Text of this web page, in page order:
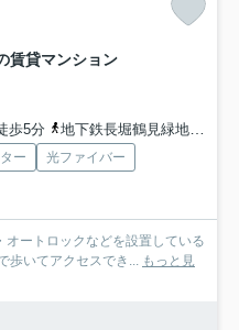
賃貸マンション
歩5分
地下鉄長堀鶴見緑地「松屋町」駅 徒歩11分
ー
光ファイバー
ートロックなどを設置している
歩いてアクセスでき... もっと見